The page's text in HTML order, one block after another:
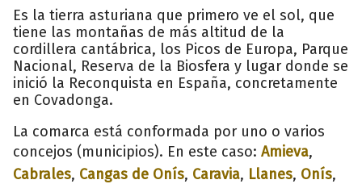
Es la tierra asturiana que primero ve el sol, que
tiene las montañas de más altitud de la
cordillera cantábrica, los Picos de Europa, Parque
Nacional, Reserva de la Biosfera y lugar donde se
inició la Reconquista en España, concretamente
en Covadonga.
La comarca está conformada por uno o varios
concejos (municipios). En este caso: Amieva,
Cabrales, Cangas de Onís, Caravia, Llanes, Onís,